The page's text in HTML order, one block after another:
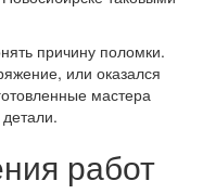
причину поломки.
или оказался
мастера
работ